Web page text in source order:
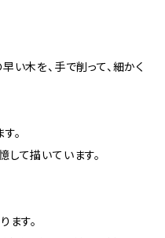
い木を、手で削って、細かく
。
て描いています。
ます。